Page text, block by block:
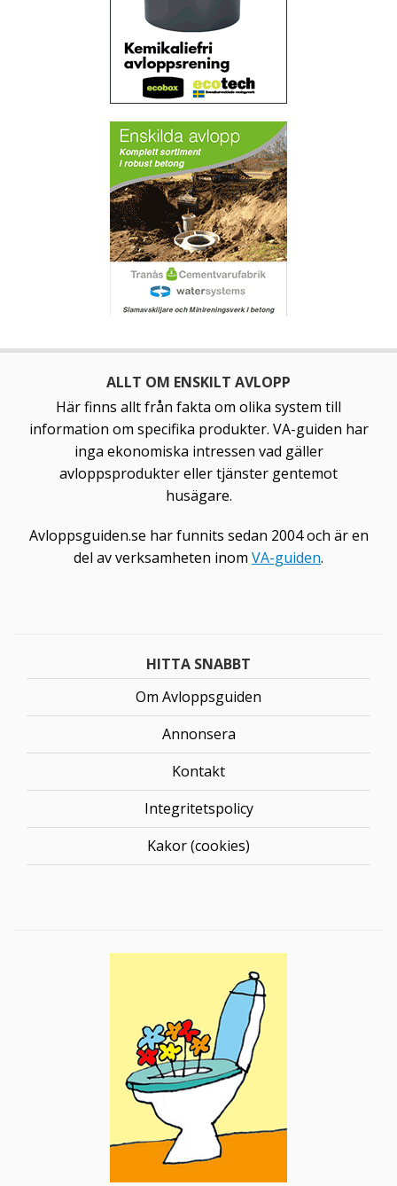
ALLT OM ENSKILT AVLOPP
Här finns allt från fakta om olika system till
information om specifika produkter. VA-guiden har
inga ekonomiska intressen vad gäller
avloppsprodukter eller tjänster gentemot
husägare.
Avloppsguiden.se har funnits sedan 2004 och är en
del av verksamheten inom VA-guiden.
HITTA SNABBT
Om Avloppsguiden
Annonsera
Kontakt
Integritetspolicy
Kakor (cookies)